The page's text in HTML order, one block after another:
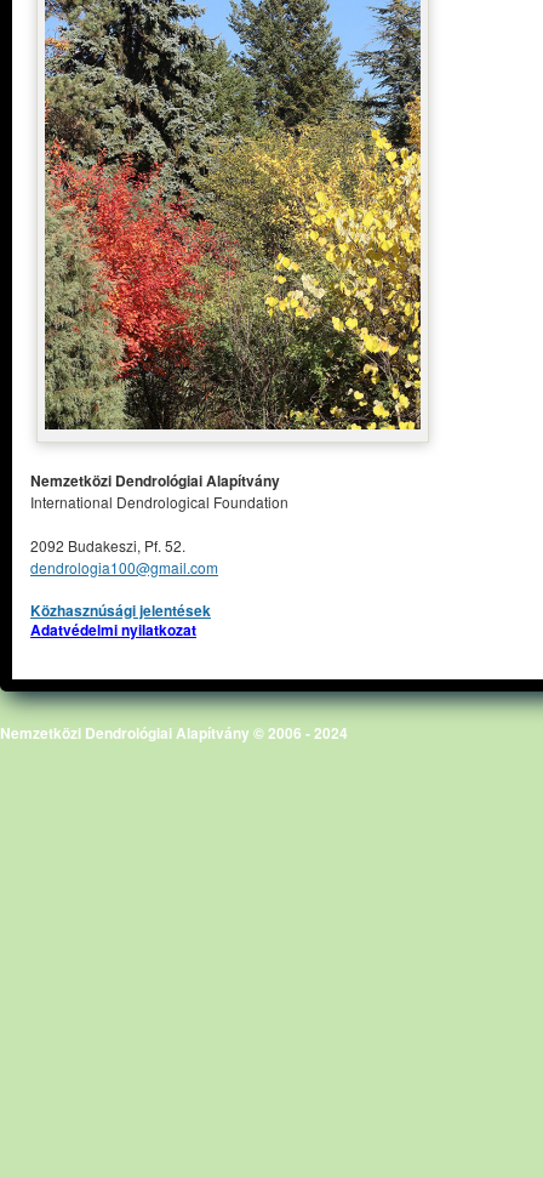
Nemzetközi Dendrológiai Alapítvány
International Dendrological Foundation
2092 Budakeszi, Pf. 52.
dendrologia100@gmail.com
Közhasznúsági jelentések
Adatvédelmi nyilatkozat
Nemzetközi Dendrológiai Alapítvány © 2006 - 2024